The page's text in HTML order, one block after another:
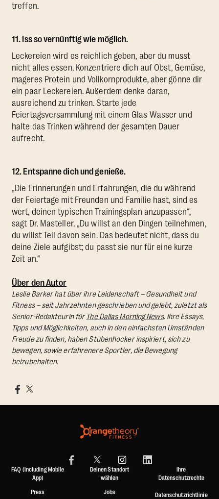
treffen.
11. Iss so vernünftig wie möglich.
Leckereien wird es reichlich geben, aber du musst
nicht alles essen. Konzentriere dich auf Obst, Gemüse,
mageres Protein und Vollkornprodukte, aber gönne dir
ein paar Leckereien. Außerdem denke daran,
ausreichend zu trinken. Starte jede
Feiertagsversammlung mit einem Glas Wasser und
halte das Trinken während der gesamten Dauer
aufrecht.
12. Entspanne dich und genieße.
„Die Erinnerungen und Erfahrungen, die du während
der Feiertage mit Freunden und Familie hast, sind es
wert, deinen typischen Trainingsplan anzupassen“,
sagt Dr. Masteller. „Du willst an den Dingen teilnehmen,
du willst Teil davon sein. Das bedeutet nicht, dass du
deine Ziele aufgibst; du passt sie nur für eine kurze
Zeit an.“
Über den Autor
Leslie Barker hat über ihre Leidenschaft – Gesundheit und
Fitness – seit Jahrzehnten geschrieben und gelebt, zuletzt als
Senior-Redakteurin für The Dallas Morning News. Ihre Essays,
Tipps und Möglichkeiten, auch in den einfachsten Umständen
Freude zu finden, haben Stubenhocker inspiriert, sich zu
bewegen, sowie erfahrenere Sportler, die Bewegung
beizubehalten.
FAQ (including Mobile
App)
Press
Deinen Standort
wählen
Jobs
Ihre
Datenschutzrechte
Datenschutzrichtlinie